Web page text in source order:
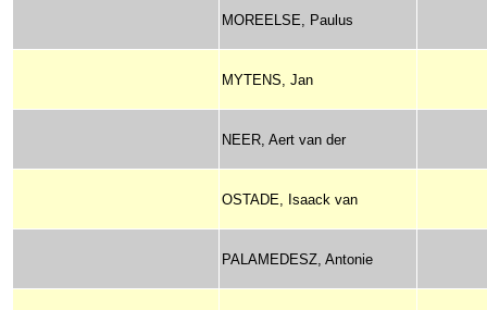
MOREELSE, Paulus
MYTENS, Jan
NEER, Aert van der
OSTADE, Isaack van
PALAMEDESZ, Antonie